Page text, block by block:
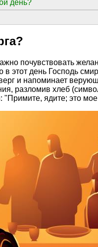
день?
почувствовать
этот день Господь
и напоминает
разломив хлеб
"Примите, ядите; это мое